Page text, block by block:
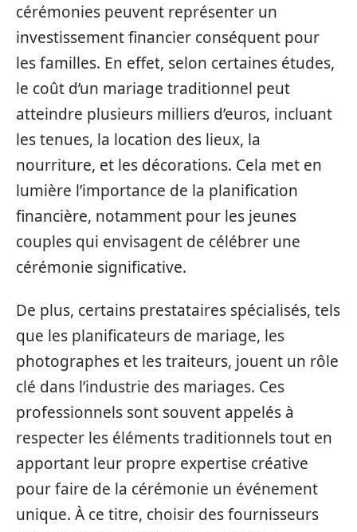
cérémonies peuvent représenter un
investissement financier conséquent pour
les familles. En effet, selon certaines études,
le coût d’un mariage traditionnel peut
atteindre plusieurs milliers d’euros, incluant
les tenues, la location des lieux, la
nourriture, et les décorations. Cela met en
lumière l’importance de la planification
financière, notamment pour les jeunes
couples qui envisagent de célébrer une
cérémonie significative.
De plus, certains prestataires spécialisés, tels
que les planificateurs de mariage, les
photographes et les traiteurs, jouent un rôle
clé dans l’industrie des mariages. Ces
professionnels sont souvent appelés à
respecter les éléments traditionnels tout en
apportant leur propre expertise créative
pour faire de la cérémonie un événement
unique. À ce titre, choisir des fournisseurs